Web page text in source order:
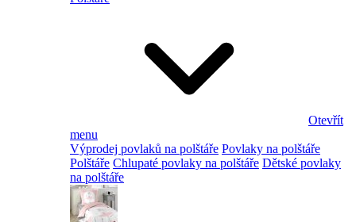
Otevřít
menu
Výprodej povlaků na polštáře Povlaky na polštáře
Polštáře Chlupaté povlaky na polštáře Dětské povlaky
na polštáře